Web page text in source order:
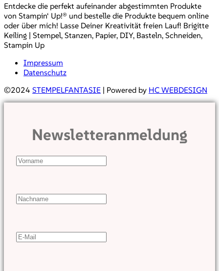
Entdecke die perfekt aufeinander abgestimmten Produkte
von Stampin‘ Up!® und bestelle die Produkte bequem online
oder über mich! Lasse Deiner Kreativität freien Lauf! Brigitte
Keiling | Stempel, Stanzen, Papier, DIY, Basteln, Schneiden,
Stampin Up
Impressum
Datenschutz
©2024 STEMPELFANTASIE | Powered by HC WEBDESIGN
Newsletteranmeldung